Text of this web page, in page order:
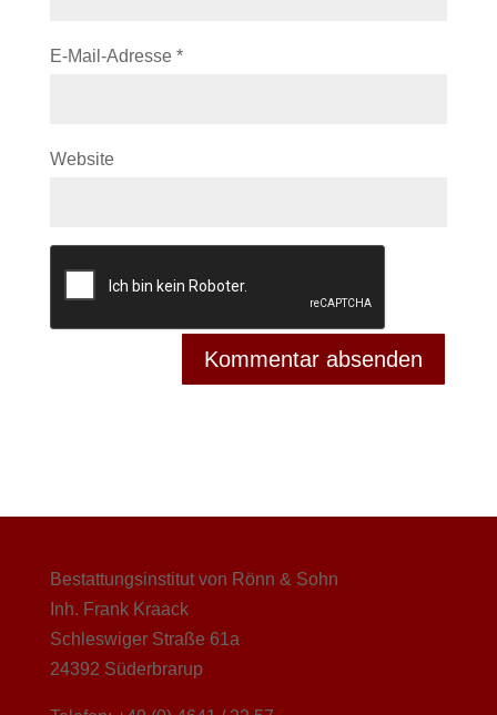
E-Mail-Adresse *
Website
Bestattungsinstitut von Rönn & Sohn
Inh. Frank Kraack
Schleswiger Straße 61a
24392 Süderbrarup